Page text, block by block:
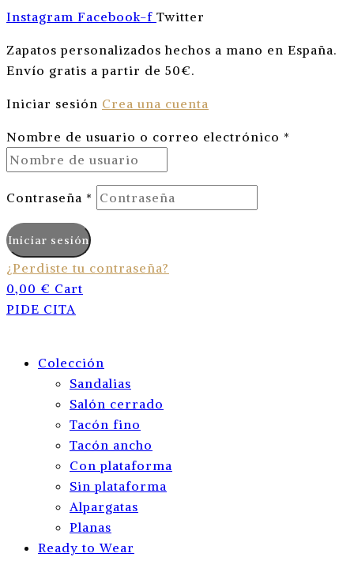
Instagram Facebook-f Twitter
Zapatos personalizados hechos a mano en España.
Envío gratis a partir de 50€.
Iniciar sesión Crea una cuenta
Nombre de usuario o correo electrónico *
Contraseña *
Iniciar sesión
¿Perdiste tu contraseña?
0,00 € Cart
PIDE CITA
Colección
Sandalias
Salón cerrado
Tacón fino
Tacón ancho
Con plataforma
Sin plataforma
Alpargatas
Planas
Ready to Wear